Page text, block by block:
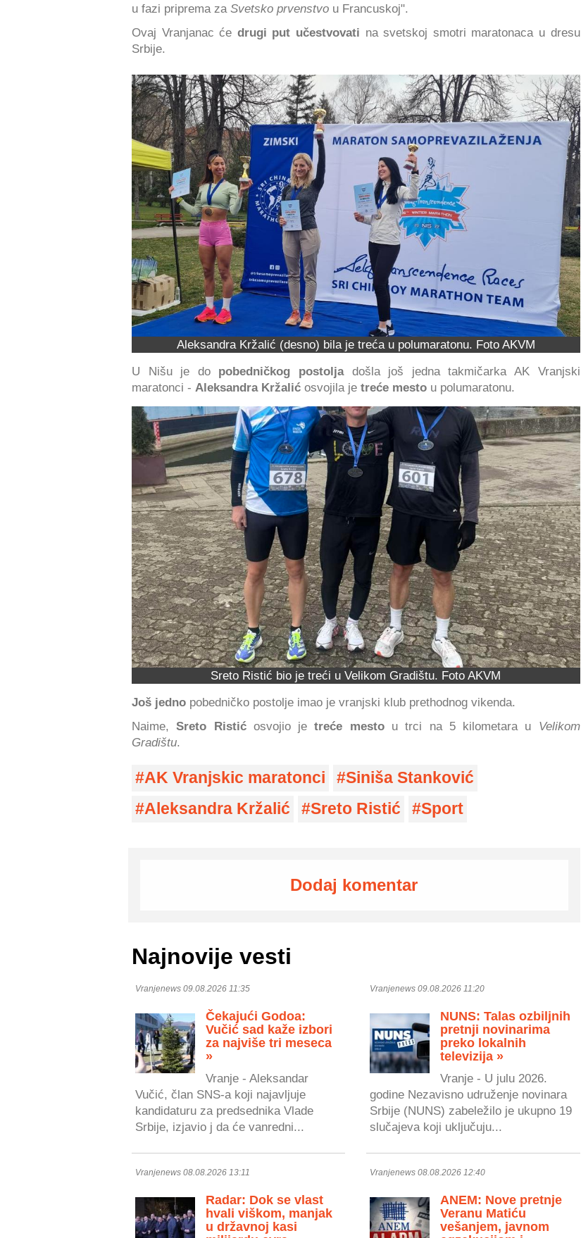
u fazi priprema za Svetsko prvenstvo u Francuskoj".
Ovaj Vranjanac će drugi put učestvovati na svetskoj smotri maratonaca u dresu
Srbije.
Aleksandra Kržalić (desno) bila je treća u polumaratonu. Foto AKVM
U Nišu je do pobedničkog postoljadošla još jedna takmičarka AK Vranjski
maratonci - Aleksandra Kržalić osvojila je treće mesto u polumaratonu.
Sreto Ristić bio je treći u Velikom Gradištu. Foto AKVM
Još jedno pobedničko postolje imao je vranjski klub prethodnog vikenda.
Naime,Sreto Ristićosvojio jetreće mestou trci na 5 kilometara u Velikom
Gradištu.
AK Vranjskic maratonci
Siniša Stanković
Aleksandra Kržalić
Sreto Ristić Sport
Dodaj komentar
Najnovije vesti
Vranjenews 09.08.2026 11:35
Čekajući Godoa:
Vučić sad kaže izbori
za najviše tri meseca
»
Vranje - Aleksandar
Vučić, član SNS-a koji najavljuje
kandidaturu za predsednika Vlade
Srbije, izjavio j da će vanredni...
Vranjenews 09.08.2026 11:20
NUNS: Talas ozbiljnih
pretnji novinarima
preko lokalnih
televizija »
Vranje - U julu 2026.
godine Nezavisno udruženje novinara
Srbije (NUNS) zabeležilo je ukupno 19
slučajeva koji uključuju...
Vranjenews 08.08.2026 13:11
Radar: Dok se vlast
hvali viškom, manjak
u državnoj kasi
Vranjenews 08.08.2026 12:40
ANEM: Nove pretnje
Veranu Matiću
vešanjem, javnom